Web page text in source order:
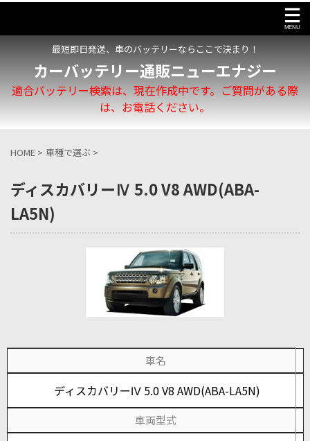
最短即日発送、車のバッテリーならここで決まり！
カーバッテリー通販ニューエナジー
適合バッテリー検索は、現在作成中です。ご質問がある際
は、お電話ください。
HOME > 車種で選ぶ >
ディスカバリーⅣ 5.0 V8 AWD(ABA-
LA5N)
車名
ディスカバリーⅣ 5.0 V8 AWD(ABA-LA5N)
車両型式